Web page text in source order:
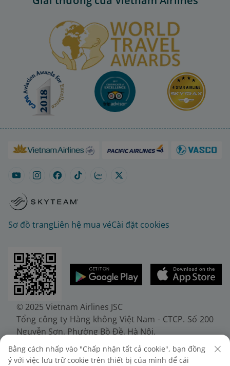
Sơ đồ trangLiên hệ mua véCài đặt cookies
© 2025 Vietnam Airlines JSC
Tổng công ty Hàng không Việt Nam - CTCP. Số 200
Nguyễn Sơn, Phường Bồ Đề, Hà Nội.
Điện thoại: (+84-24) 38272289. Fax: (+84-24)
38722375
Bằng cách nhấp vào "Chấp nhận tất cả cookie", bạn đồng
ý với việc lưu trữ cookie trên thiết bị của mình để cải